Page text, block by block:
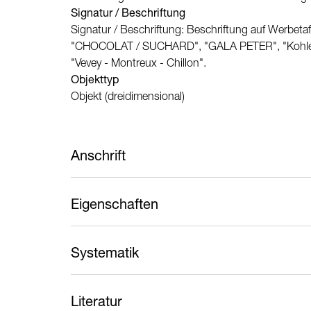
Signatur / Beschriftung
Signatur / Beschriftung: Beschriftung auf
"CHOCOLAT / SUCHARD", "GALA PETER",
"Vevey - Montreux - Chillon".
Objekttyp
Objekt (dreidimensional)
Anschrift
Elektrischer Strassenbahn-Motorwagen Ce 1/2 Nr
Die Strassenbahn VMC war nach dem von
Kupferrohren - je eines für die Hin- und
Pfeilzahngetriebe mit diesen verbunden. Der
Eigenschaften
Hauptfarbe
türkis
Systematik
Literatur